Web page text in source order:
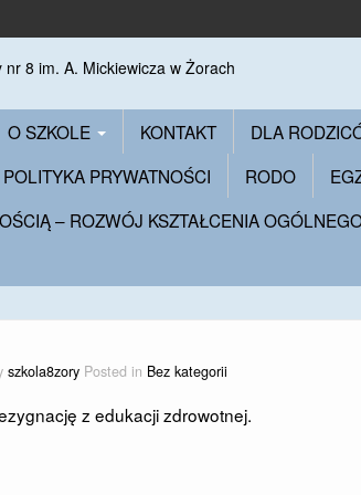
O SZKOLE KONTAKT DLA
POLITYKA PRYWATNOŚCI RODO
– ROZWÓJ KSZTAŁCENIA
szkola8zory Posted in Bez kategorii
z edukacji zdrowotnej.